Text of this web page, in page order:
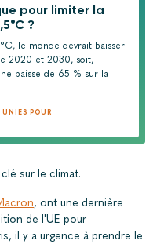
pour limiter la
?
le monde devrait baisser
2020 et 2030, soit,
baisse de 65 % sur la
POUR
sur le climat.
, ont une dernière
de l'UE pour
il y a urgence à prendre le